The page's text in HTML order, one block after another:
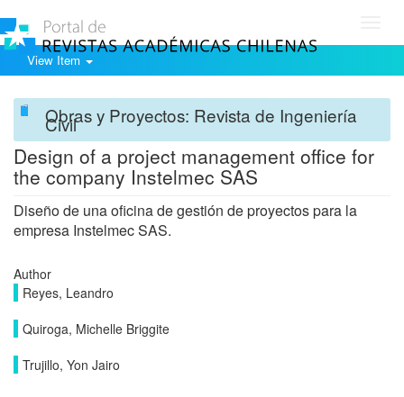
View Item
Obras y Proyectos: Revista de Ingeniería
Civil
Design of a project management office for
the company Instelmec SAS
Diseño de una oficina de gestión de proyectos para la
empresa Instelmec SAS.
Author
Reyes, Leandro
Quiroga, Michelle Briggite
Trujillo, Yon Jairo